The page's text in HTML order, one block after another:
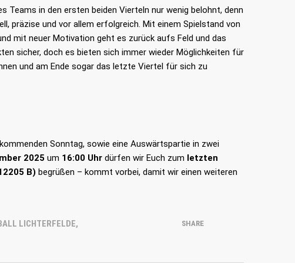
Teams in den ersten beiden Vierteln nur wenig belohnt, denn
präzise und vor allem erfolgreich. Mit einem Spielstand von
mit neuer Motivation geht es zurück aufs Feld und das
sicher, doch es bieten sich immer wieder Möglichkeiten für
und am Ende sogar das letzte Viertel für sich zu
Sonntag, sowie eine Auswärtspartie in zwei
2025 um 16:00 Uhr dürfen wir Euch zum letzten
B) begrüßen – kommt vorbei, damit wir einen weiteren
LICHTERFELDE,
SHARE
Datenschutz
Finckensteinallee 1 12205 Berlin
(0)30 - 89754796